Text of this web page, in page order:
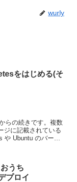
wurly
をはじめる(そ
らの続きです。複数
ジに記載されている
Ubuntu のバージ
うち
プロイ